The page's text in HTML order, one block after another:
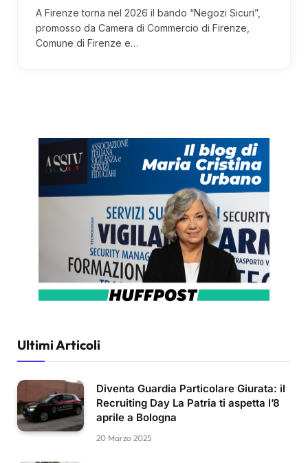
A Firenze torna nel 2026 il bando “Negozi Sicuri”,
promosso da Camera di Commercio di Firenze,
Comune di Firenze e…
Ultimi Articoli
Diventa Guardia Particolare Giurata: il
Recruiting Day La Patria ti aspetta l’8
aprile a Bologna
20 Marzo 2025